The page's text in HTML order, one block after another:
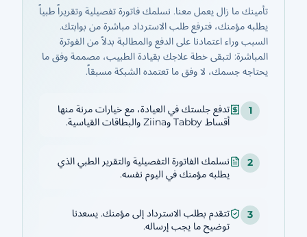
تأمينك ما زال يعمل معنا. نسلمك فاتورة تفصيلية وتقريراً طبياً
يطلبه مؤمنك، فترفع طلب الاسترداد مباشرة من بوابتك.
السبب وراء اعتمادنا على الدفع والمطالبة بدلاً من الفوترة
المباشرة: لتبقى خطة علاجك بقيادة الطبيب، مصممة وفق ما
يحتاجه جسمك، لا وفق ما تعتمده الشبكة مسبقاً.
1
تدفع جلستك في العيادة، مع خيارات مرنة منها
أقساط Tabby وZiina والبطاقات القياسية.
2 نسلمك الفاتورة التفصيلية والتقرير الطبي الذي
يطلبه مؤمنك في اليوم نفسه.
3 تتقدم بطلب الاسترداد إلى مؤمنك. يسعدنا
توضيح ما يجب إرساله.